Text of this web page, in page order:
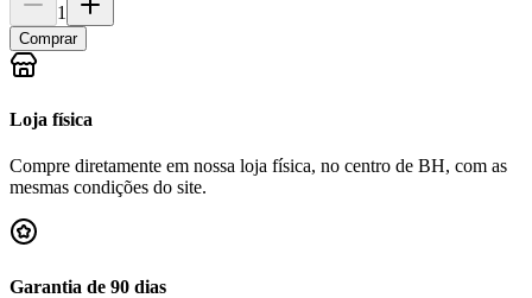
1
Comprar
Loja física
Compre diretamente em nossa loja física, no centro de BH, com as
mesmas condições do site.
Garantia de 90 dias